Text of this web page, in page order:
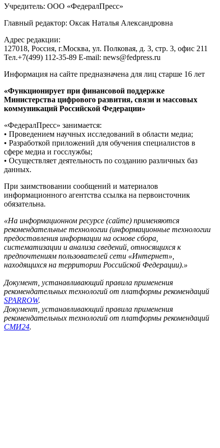
Учредитель: ООО «ФедералПресс»
Главный редактор: Оксак Наталья Александровна
Адрес редакции:
127018, Россия, г.Москва, ул. Полковая, д. 3, стр. 3, офис 211
Тел.+7(499) 112-35-89 E-mail: news@fedpress.ru
Информация на сайте предназначена для лиц старше 16 лет
«Функционирует при финансовой поддержке
Министерства цифрового развития, связи и массовых
коммуникаций Российской Федерации»
«ФедералПресс» занимается:
• Проведением научных исследований в области медиа;
• Разработкой приложений для обучения специалистов в
сфере медиа и госслужбы;
• Осуществляет деятельность по созданию различных баз
данных.
При заимствовании сообщений и материалов
информационного агентства ссылка на первоисточник
обязательна.
«На информационном ресурсе (сайте) применяются
рекомендательные технологии (информационные технологии
предоставления информации на основе сбора,
систематизации и анализа сведений, относящихся к
предпочтениям пользователей сети «Интернет»,
находящихся на территории Российской Федерации).»
Документ, устанавливающий правила применения
рекомендательных технологий от платформы рекомендаций
SPARROW.
Документ, устанавливающий правила применения
рекомендательных технологий от платформы рекомендаций
СМИ24.